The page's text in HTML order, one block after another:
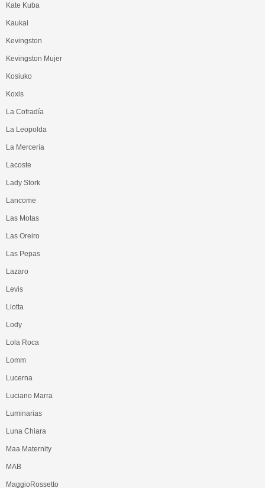
Kate Kuba
Kaukai
Kevingston
Kevingston Mujer
Kosiuko
Koxis
La Cofradía
La Leopolda
La Mercería
Lacoste
Lady Stork
Lancome
Las Motas
Las Oreiro
Las Pepas
Lazaro
Levis
Liotta
Lody
Lola Roca
Lomm
Lucerna
Luciano Marra
Luminarias
Luna Chiara
Maa Maternity
MAB
MaggioRossetto